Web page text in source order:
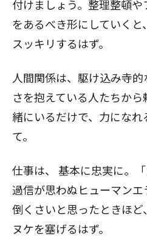
付けましょう。整理整頓
をあるべき形にしていく
スッキリするはず。
人間関係は、駆け込み寺
さを抱えている人たちか
緒にいるだけで、力にな
て。
仕事は、
基本に忠実に。
過信が思わぬヒューマン
倒くさいと思ったときほ
ヌケを塞げるはず。